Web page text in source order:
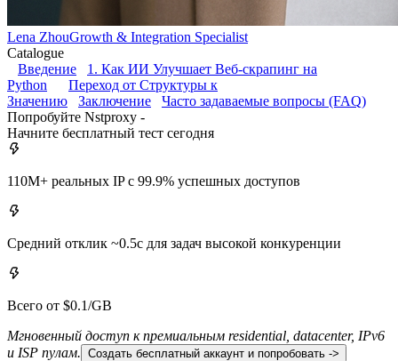
Lena ZhouGrowth & Integration Specialist
Catalogue
Введение
1. Как ИИ Улучшает Веб-скрапинг на
Python
Переход от Структуры к
Значению
Заключение
Часто задаваемые вопросы (FAQ)
Попробуйте Nstproxy -
Начните бесплатный тест сегодня
110M+ реальных IP с 99.9% успешных доступов
Средний отклик ~0.5с для задач высокой конкуренции
Всего от $0.1/GB
Мгновенный доступ к премиальным residential, datacenter, IPv6
и ISP пулам. Создать бесплатный аккаунт и попробовать ->